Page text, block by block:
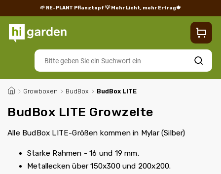
🌱 RE-PLANT Pflanztopf 💡 Mehr Licht, mehr Ertrag🍁
Suchen
/ Growboxen / BudBox / BudBox LITE
BudBox LITE Growzelte
Alle BudBox LITE-Größen kommen in Mylar (Silber)
Starke Rahmen - 16 und 19 mm.
Metallecken über 150x300 und 200x200.